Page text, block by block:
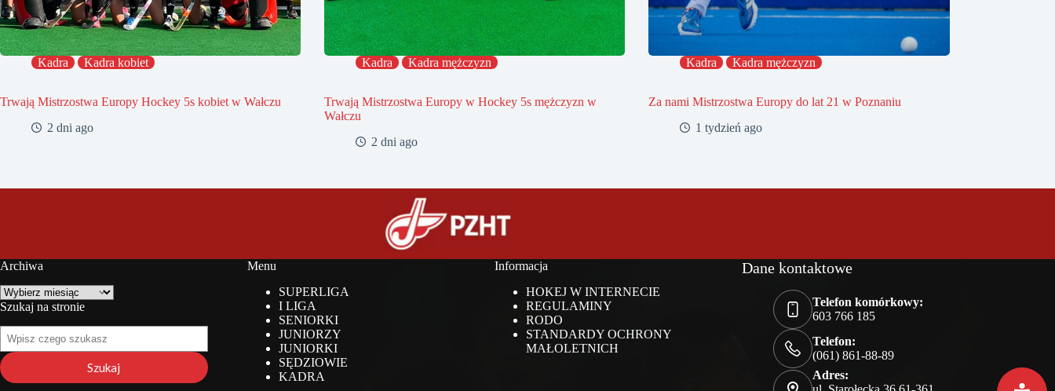
Kadra Kadra kobiet
Trwają Mistrzostwa Europy Hockey 5s kobiet w Wałczu
2 dni ago
Kadra Kadra mężczyzn
Trwają Mistrzostwa Europy w Hockey 5s mężczyzn w
Wałczu
2 dni ago
Kadra Kadra mężczyzn
Za nami Mistrzostwa Europy do lat 21 w Poznaniu
1 tydzień ago
Archiwa
Archiwa
Szukaj na stronie
na
stronie
Szukaj
Menu
SUPERLIGA
I LIGA
SENIORKI
JUNIORZY
JUNIORKI
SĘDZIOWIE
KADRA
Informacja
HOKEJ W INTERNECIE
REGULAMINY
RODO
STANDARDY OCHRONY
MAŁOLETNICH
Dane kontaktowe
Telefon komórkowy:
603 766 185
Telefon:
(061) 861-88-89
Adres: